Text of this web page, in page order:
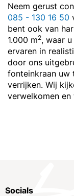
Neem gerust
085 - 130 16 50
bent ook van
1.000 m2, waar
ervaren in
door ons
fonteinkraan uw
verrijken. Wij
verwelkomen
Socials